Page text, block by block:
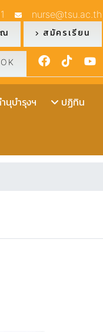
nurse@tsu.ac.th
ณ สมัครเรียน
นุบำรุงฯ ปฏิทิน